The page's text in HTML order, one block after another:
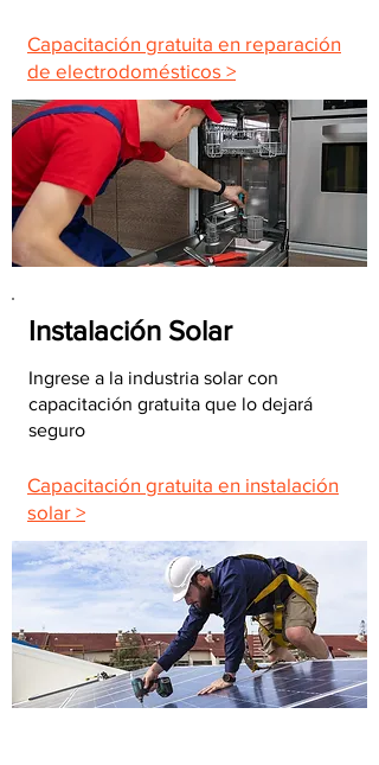
Capacitación gratuita en reparación
de electrodomésticos >
Instalación Solar
Ingrese a la industria solar con
capacitación gratuita que lo dejará
seguro
Capacitación gratuita en instalación
solar >